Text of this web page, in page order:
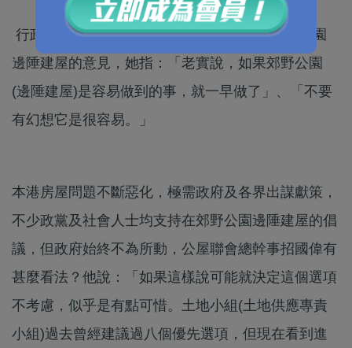
行政長官林鄭月娥接受電台訪問時表示對郊野公園
邊陲建屋的意見，她指：「老實說，如果郊野公園
(邊陲建屋)是容易做到的事，就一早做了」、「不要
有幻想它是很容易。」
本港房屋問題不斷惡化，極需政府及各界出謀獻策，
不少政黨及社會人士均支持在郊野公園邊陲建屋的倡
議，但政府始終不為所動，公屋聯會總幹事招國偉有
甚麼看法？他說：「如果這樣說可能就決定這個選項
不考慮，似乎是有點可惜。土地小組(土地供應專責
小組)過去曾經建議過八個優先選項，但現在看到進